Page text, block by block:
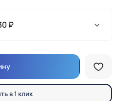
₽
в 1 клик